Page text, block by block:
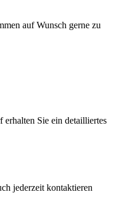
auf Wunsch gerne zu
Sie ein detailliertes
jederzeit kontaktieren